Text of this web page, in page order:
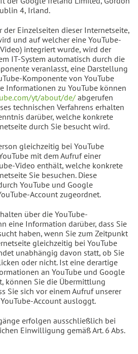
4, Irland.
der Einzelseiten dieser Internetseite,
und auf welcher eine YouTube-
integriert wurde, wird der
IT-System automatisch durch die
veranlasst, eine Darstellung
Komponente von YouTube
Informationen zu YouTube können
yt/about/de/ abgerufen
technischen Verfahrens erhalten
darüber, welche konkrete
durch Sie besucht wird.
gleichzeitig bei YouTube
mit dem Aufruf einer
Video enthält, welche konkrete
Sie besuchen. Diese
YouTube und Google
Account zugeordnet.
über die YouTube-
eine Information darüber, dass Sie
haben, wenn Sie zum Zeitpunkt
gleichzeitig bei YouTube
unabhängig davon statt, ob Sie
oder nicht. Ist eine derartige
an YouTube und Google
können Sie die Übermittlung
Sie sich vor einem Aufruf unserer
Account ausloggt.
erfolgen ausschließlich bei
Einwilligung gemäß Art. 6 Abs.